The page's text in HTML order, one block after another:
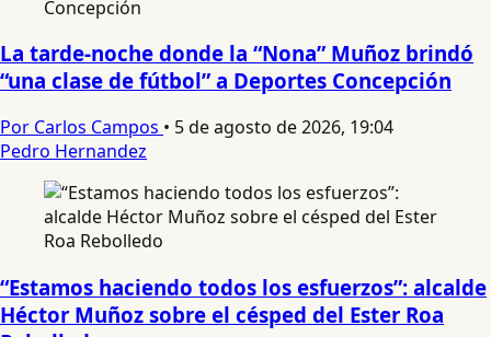
La tarde-noche donde la “Nona” Muñoz brindó
“una clase de fútbol” a Deportes Concepción
Por Carlos Campos • 5 de agosto de 2026, 19:04
Pedro Hernandez
“Estamos haciendo todos los esfuerzos”: alcalde
Héctor Muñoz sobre el césped del Ester Roa